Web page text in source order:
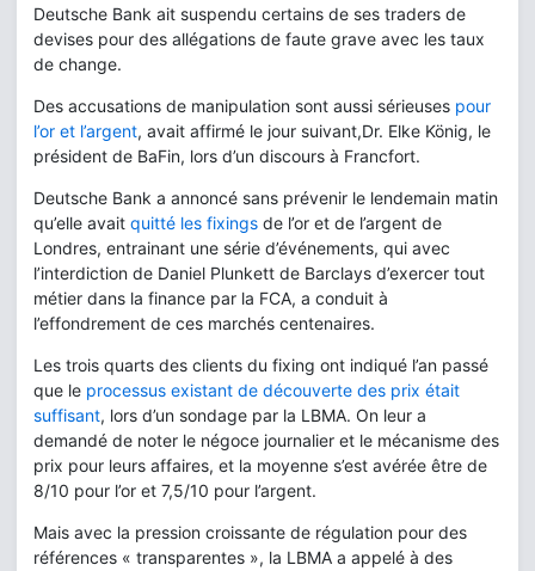
Deutsche Bank ait suspendu certains de ses traders de
devises pour des allégations de faute grave avec les taux
de change.
Des accusations de manipulation sont aussi sérieuses pour
l’or et l’argent, avait affirmé le jour suivant,Dr. Elke König, le
président de BaFin, lors d’un discours à Francfort.
Deutsche Bank a annoncé sans prévenir le lendemain matin
qu’elle avait quitté les fixings de l’or et de l’argent de
Londres, entrainant une série d’événements, qui avec
l’interdiction de Daniel Plunkett de Barclays d’exercer tout
métier dans la finance par la FCA, a conduit à
l’effondrement de ces marchés centenaires.
Les trois quarts des clients du fixing ont indiqué l’an passé
que le processus existant de découverte des prix était
suffisant, lors d’un sondage par la LBMA. On leur a
demandé de noter le négoce journalier et le mécanisme des
prix pour leurs affaires, et la moyenne s’est avérée être de
8/10 pour l’or et 7,5/10 pour l’argent.
Mais avec la pression croissante de régulation pour des
références « transparentes », la LBMA a appelé à des